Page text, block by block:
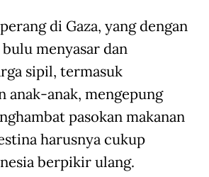
di Gaza, yang dengan
menyasar dan
sipil, termasuk
anak-anak, mengepung
pasokan makanan
harusnya cukup
berpikir ulang.